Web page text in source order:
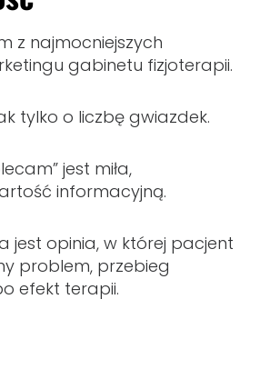
z najmocniejszych
gabinetu fizjoterapii.
tylko o liczbę gwiazdek.
jest miła,
informacyjną.
jest opinia, w której pacjent
problem, przebieg
efekt terapii.